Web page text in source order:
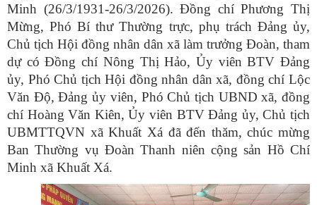
Minh (26/3/1931-26/3/2026). Đồng chí Phương Thị
Mừng, Phó Bí thư Thường trực, phụ trách Đảng ủy,
Chủ tịch Hội đồng nhân dân xã làm trưởng Đoàn, tham
dự có Đồng chí Nông Thị Hảo, Ủy viên BTV Đảng
ủy, Phó Chủ tịch Hội đồng nhân dân xã, đồng chí Lộc
Văn Độ, Đảng ủy viên, Phó Chủ tịch UBND xã, đồng
chí Hoàng Văn Kiên,Ủy viên BTV Đảng ủy, Chủ tịch
UBMTTQVN xã Khuất Xá đã đến thăm, chúc mừng
Ban Thường vụ Đoàn Thanh niên cộng sản Hồ Chí
Minh xã Khuất Xá.